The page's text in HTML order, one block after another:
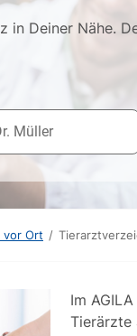
in Deiner Nähe.
vor Ort /
Im
Tierärzte